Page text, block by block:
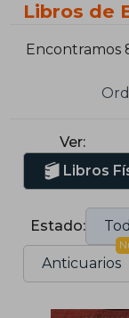
Libros de
Encontramos
Ver:
Libros
Estado:
Anticuarios